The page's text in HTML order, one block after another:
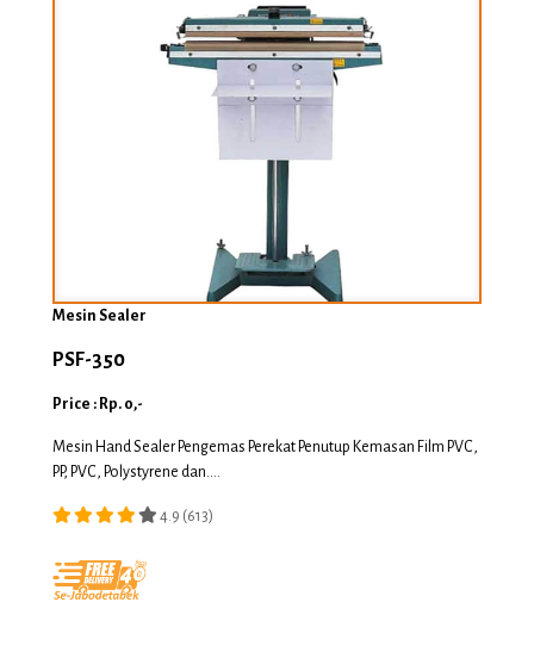
Mesin Sealer
PSF-350
Price : Rp. 0,-
Mesin Hand Sealer Pengemas Perekat Penutup Kemasan Film PVC,
PP, PVC, Polystyrene dan....
4.9 (613)